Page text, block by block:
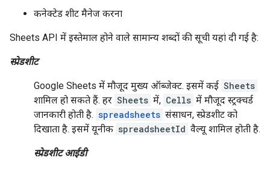
कनेक्टेड शीट मैनेज करना
Sheets API में इस्तेमाल होने वाले सामान्य शब्दों की सूची यहां दी गई है:
स्प्रेडशीट
Google Sheets में मौजूद मुख्य ऑब्जेक्ट. इसमें कई Sheets
शामिल हो सकते हैं. हर Sheets में, Cells में मौजूद स्ट्रक्चर्ड
जानकारी होती है. spreadsheets संसाधन, स्प्रेडशीट को
दिखाता है. इसमें यूनीक spreadsheetId वैल्यू शामिल होती है.
स्प्रेडशीट आईडी